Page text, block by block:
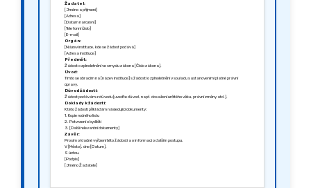
Žadatel:
[Jméno a příjmení]
[Adresa]
[Datum narození]
[Telefonní číslo]
[E-mail]
Orgán:
[Název instituce, kde se žádost podává]
[Adresa instituce]
Předmět:
Žádost o zplnoletnění ve smyslu zákona [Číslo zákona].
Úvod:
Tímto se obracím na [název instituce] s žádostí o zplnoletnění v souladu s ustanoveními platné právní
úpravy.
Důvod žádosti:
Žádost podávám z důvodu [uveďte důvod, např. dosažení určitého věku, právní změny atd.].
Doklady k žádosti:
K této žádosti přikládám následující dokumenty:
1. Kopie rodného listu
2. Potvrzení o bydlišti
3. [Další relevantní dokumenty]
Závěr:
Prosím o kladné vyřízení této žádosti a o informaci o dalším postupu.
V [Město], dne [Datum].
S úctou,
[Podpis]
[Jméno Žadatele]